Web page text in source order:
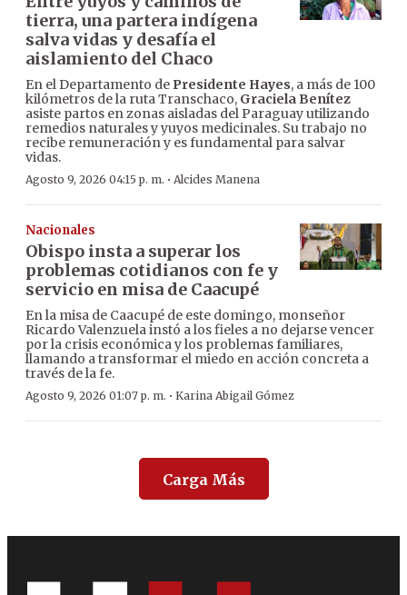
tierra, una partera indígena
salva vidas y desafía el
aislamiento del Chaco
En el Departamento de Presidente Hayes, a más de 100
kilómetros de la ruta Transchaco, Graciela Benítez
asiste partos en zonas aisladas del Paraguay utilizando
remedios naturales y yuyos medicinales. Su trabajo no
recibe remuneración y es fundamental para salvar
vidas.
Agosto 9, 2026 04:15 p. m. · Alcides Manena
Nacionales
Obispo insta a superar los
problemas cotidianos con fe y
servicio en misa de Caacupé
En la misa de Caacupé de este domingo, monseñor
Ricardo Valenzuela instó a los fieles a no dejarse vencer
por la crisis económica y los problemas familiares,
llamando a transformar el miedo en acción concreta a
través de la fe.
Agosto 9, 2026 01:07 p. m. · Karina Abigail Gómez
Carga Más